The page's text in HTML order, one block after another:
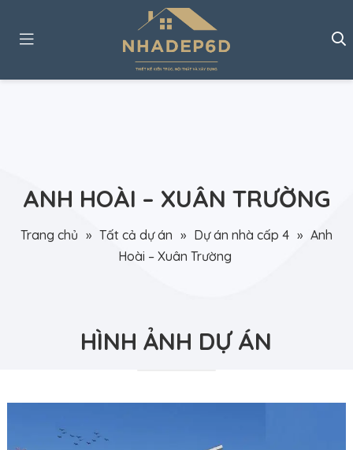
ANH HOÀI – XUÂN TRƯỜNG
Trang chủ » Tất cả dự án » Dự án nhà cấp 4 » Anh
Hoài – Xuân Trường
HÌNH ẢNH DỰ ÁN